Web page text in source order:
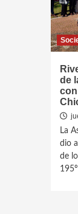
de
La
dio
de